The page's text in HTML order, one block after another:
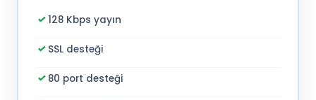
128 Kbps yayın
SSL desteği
80 port desteği